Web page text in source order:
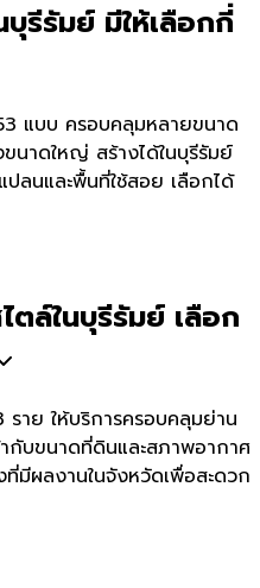
รีรัมย์ มีให้เลือกกี่
แบบ ครอบคลุมหลายขนาด
นาดใหญ่ สร้างได้ในบุรีรัมย์
ปลนและพื้นที่ใช้สอย เลือกได้
ตล์ในบุรีรัมย์ เลือก
าย ให้บริการครอบคลุมย่าน
กับขนาดที่ดินและสภาพอากาศ
มีผลงานในจังหวัดเพื่อสะดวก